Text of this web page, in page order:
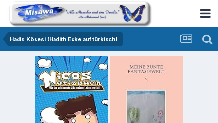
Hadis Kösesi (Hadith Ecke auf türkisch)